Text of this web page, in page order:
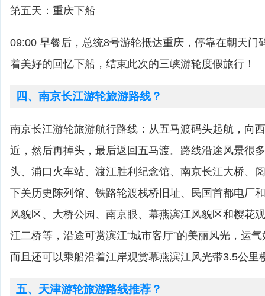
第五天：重庆下船
09:00 早餐后，总统8号游轮抵达重庆，停靠在朝天门
着美好的回忆下船，结束此次的三峡游轮度假旅行！
四、南京长江游轮旅游路线？
南京长江游轮旅游航行路线：从五马渡码头起航，向
近，然后再掉头，最后返回五马渡。路线沿途风景很
头、浦口火车站、渡江胜利纪念馆、南京长江大桥、
下关历史陈列馆、铁路轮渡栈桥旧址、民国首都电厂
风貌区、大桥公园、南京眼、幕燕滨江风貌区和樱花
江二桥等，沿途可赏滨江“城市客厅”的美丽风光，运
而且还可以乘船沿着江岸观赏幕燕滨江风光带3.5公里
五、天津游轮旅游路线推荐？